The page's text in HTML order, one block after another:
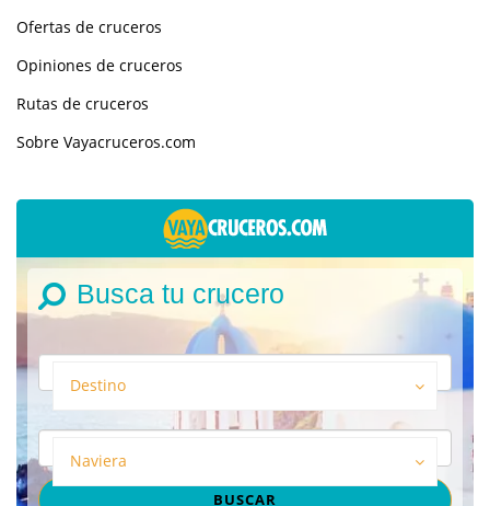
Ofertas de cruceros
Opiniones de cruceros
Rutas de cruceros
Sobre Vayacruceros.com
Busca tu crucero
Destino
Naviera